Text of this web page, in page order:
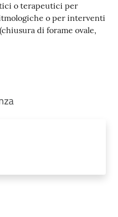
o terapeutici per
o per interventi
di forame ovale,